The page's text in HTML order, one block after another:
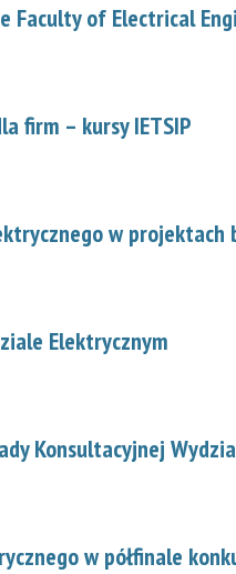
Faculty of Electrical
firm – kursy IETSIP
w projektach
Elektrycznym
Konsultacyjnej
w półfinale